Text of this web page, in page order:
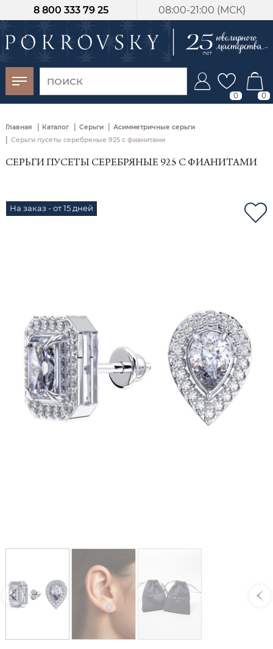
08:00-21:00 (МСК)
8 800 333 79 25
0 0
Главная | Каталог | Серьги | Асимметричные серьги
| Серьги пусеты серебряные 925 с фианитами
СЕРЬГИ ПУСЕТЫ СЕРЕБРЯНЫЕ 925 С ФИАНИТАМИ
На заказ - от 15 дней
-30%
от 15 дней с
момента оплаты